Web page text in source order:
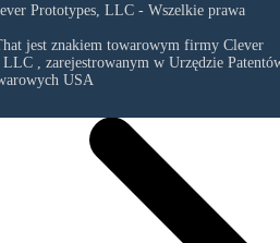
Prototypes, LLC - Wszelkie prawa
jest znakiem towarowym firmy Clever
LLC, zarejestrowanym w Urzędzie
USA